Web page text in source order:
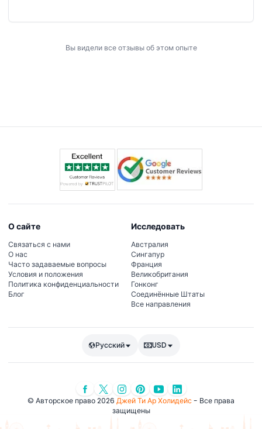
Вы видели все отзывы об этом опыте
О сайте
Связаться с нами
О нас
Часто задаваемые вопросы
Условия и положения
Политика конфиденциальности
Блог
Исследовать
Австралия
Сингапур
Франция
Великобритания
Гонконг
Соединённые Штаты
Все направления
Русский USD
© Авторское право 2026 Джей Ти Ар Холидейс- Все права
защищены